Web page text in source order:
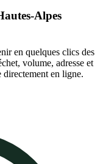
Alpes
en quelques clics des
volume, adresse et
directement en ligne.